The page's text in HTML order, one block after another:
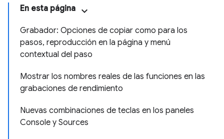
En esta página
Grabador: Opciones de copiar como para los
pasos, reproducción en la página y menú
contextual del paso
Mostrar los nombres reales de las funciones en las
grabaciones de rendimiento
Nuevas combinaciones de teclas en los paneles
Console y Sources